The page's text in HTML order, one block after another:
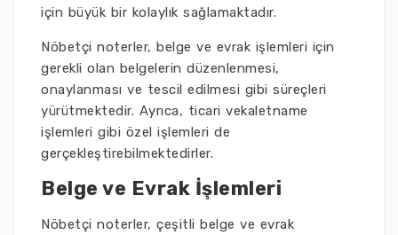
için büyük bir kolaylık sağlamaktadır.
Nöbetçi noterler, belge ve evrak işlemleri için
gerekli olan belgelerin düzenlenmesi,
onaylanması ve tescil edilmesi gibi süreçleri
yürütmektedir. Ayrıca, ticari vekaletname
işlemleri gibi özel işlemleri de
gerçekleştirebilmektedirler.
Belge ve Evrak İşlemleri
Nöbetçi noterler, çeşitli belge ve evrak